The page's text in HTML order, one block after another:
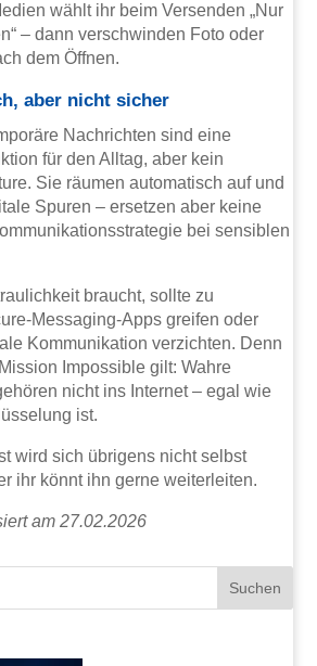
wählt ihr beim Versenden „Nur
– dann verschwinden Foto oder
dem Öffnen.
aber nicht sicher
Nachrichten sind eine
für den Alltag, aber kein
Sie räumen automatisch auf und
Spuren – ersetzen aber keine
bei sensiblen
braucht, sollte zu
Messaging-Apps greifen oder
Kommunikation verzichten. Denn
Impossible gilt: Wahre
nicht ins Internet – egal wie
ist.
wird sich übrigens nicht selbst
ihr könnt ihn gerne weiterleiten.
am 27.02.2026